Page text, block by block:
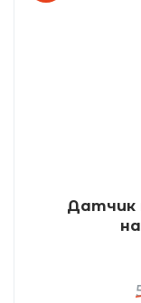
Датчик